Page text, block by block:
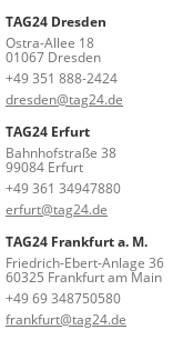
TAG24 Dresden
Ostra-Allee 18
01067 Dresden
+49 351 888-2424
dresden@tag24.de
TAG24 Erfurt
Bahnhofstraße 38
99084 Erfurt
+49 361 34947880
erfurt@tag24.de
TAG24 Frankfurt a. M.
Friedrich-Ebert-Anlage 36
60325 Frankfurt am Main
+49 69 348750580
frankfurt@tag24.de